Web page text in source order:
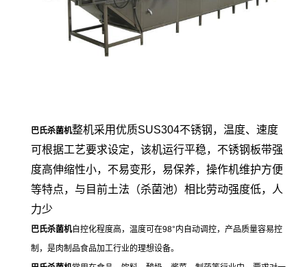
巴氏杀菌机整机采用优质SUS304不锈钢，温度、速度
可根据工艺要求设定，该机运行平稳，不锈钢板带强
度高伸缩性小，不易变形，易保养，操作机维护方便
等特点，与目前土法（杀菌池）相比劳动强度低，人
力少
巴氏杀菌机自控化程度高，温度可在98°内自动调控，产品质量容易控
制，是肉制品食品加工行业的理想设备。